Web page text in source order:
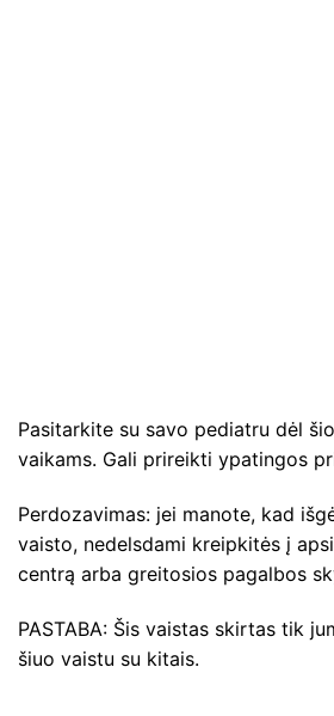
Pasitarkite su savo pediatru dėl
vaikams. Gali prireikti ypatingos
Perdozavimas: jei manote, kad
vaisto, nedelsdami kreipkitės į
centrą arba greitosios pagalbos
PASTABA: Šis vaistas skirtas tik
šiuo vaistu su kitais.